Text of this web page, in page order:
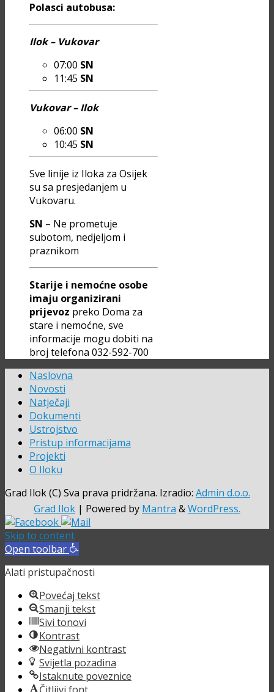
Polasci autobusa:
Ilok – Vukovar
07:00 SN
11:45 SN
Vukovar – Ilok
06:00 SN
10:45 SN
Sve linije iz Iloka za Osijek
su sa presjedanjem u
Vukovaru.
SN – Ne prometuje
subotom, nedjeljom i
praznikom
Starije i nemoćne osobe
imaju organizirani
prijevoz preko Doma za
stare i nemoćne, sve
informacije mogu dobiti na
broj telefona 032-592-700
Naslovna
Novosti
Natječaji
Dokumenti
Ustrojstvo
Pristup informacijama
Projekti
O Iloku
Grad Ilok (C) Sva prava pridržana. Izradio: Admin d.o.o.
Grad Ilok | Powered by Mantra &WordPress.
Skip to content
Open toolbar
Alati pristupačnosti
Povećaj tekst
Smanji tekst
Sivi tonovi
Kontrast
Negativni kontrast
Svijetla pozadina
Istaknute poveznice